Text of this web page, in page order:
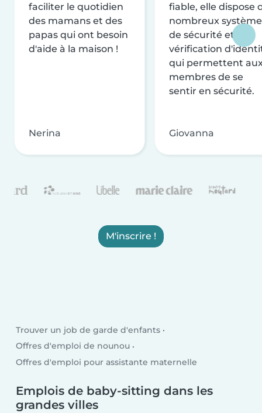
faciliter le quotidien
des mamans et des
papas qui ont besoin
d'aide à la maison !
Nerina
fiable, elle dispose
nombreux
de sécurité et de
vérification
qui permettent
membres de se
sentir en sécurité.
Giovanna
M'inscrire !
Trouver un job de garde d'enfants
Offres d'emploi de nounou
Offres d'emploi pour assistante maternelle
Emplois de baby-sitting dans les
grandes villes